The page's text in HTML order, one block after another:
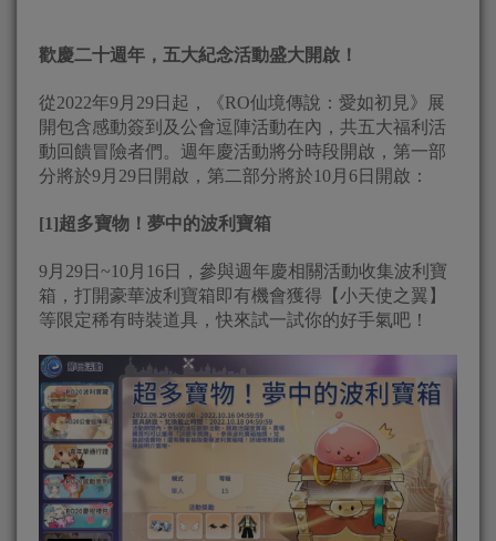
歡慶二十週年，五大紀念活動盛大開啟！
從2022年9月29日起，《RO仙境傳說：愛如初見》展
開包含感動簽到及公會逗陣活動在內，共五大福利活
動回饋冒險者們。週年慶活動將分時段開啟，第一部
分將於9月29日開啟，第二部分將於10月6日開啟：
[1]超多寶物！夢中的波利寶箱
9月29日~10月16日，參與週年慶相關活動收集波利寶
箱，打開豪華波利寶箱即有機會獲得【小天使之翼】
等限定稀有時裝道具，快來試一試你的好手氣吧！